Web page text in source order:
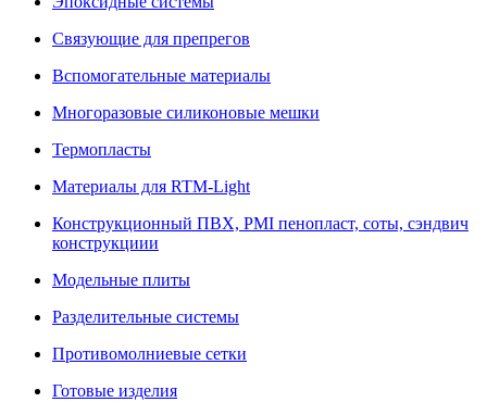
Связующие для препрегов
Вспомогательные материалы
Многоразовые силиконовые мешки
Термопласты
Материалы для RTM-Light
Конструкционный ПВХ, PMI пенопласт, соты, сэндвич
конструкциии
Модельные плиты
Разделительные системы
Противомолниевые сетки
Готовые изделия